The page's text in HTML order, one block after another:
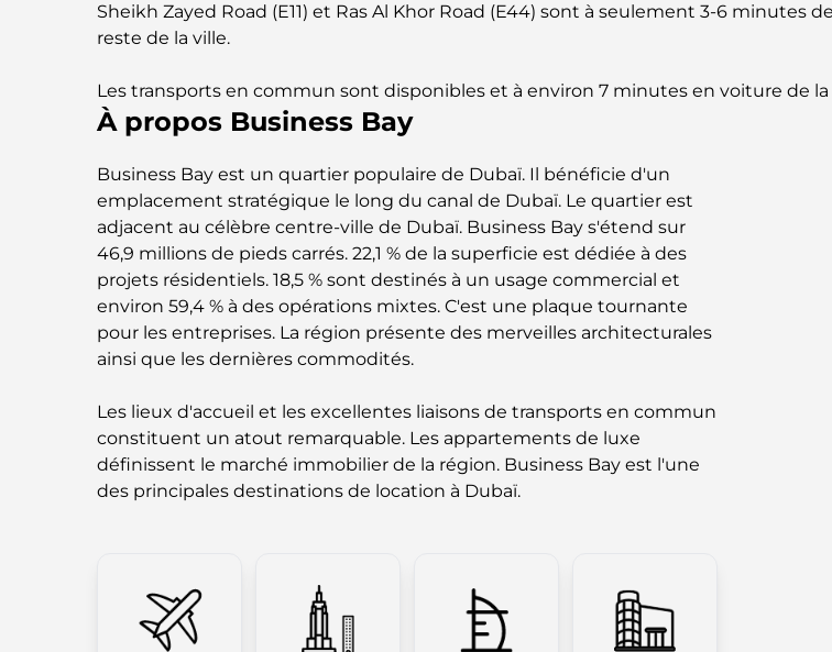
Sheikh Zayed Road (E11) et Ras Al Khor Road (E44) sont à seulement 3-6
reste de la ville.
Les transports en commun sont disponibles et à environ 7 minutes en voiture de
À propos Business Bay
Business Bay est un quartier populaire de Dubaï. Il bénéficie d'un
emplacement stratégique le long du canal de Dubaï. Le quartier est
adjacent au célèbre centre-ville de Dubaï. Business Bay s'étend sur
46,9 millions de pieds carrés. 22,1 % de la superficie est dédiée à des
projets résidentiels. 18,5 % sont destinés à un usage commercial et
environ 59,4 % à des opérations mixtes. C'est une plaque tournante
pour les entreprises. La région présente des merveilles architecturales
ainsi que les dernières commodités.
Les lieux d'accueil et les excellentes liaisons de transports en commun
constituent un atout remarquable. Les appartements de luxe
définissent le marché immobilier de la région. Business Bay est l'une
des principales destinations de location à Dubaï.